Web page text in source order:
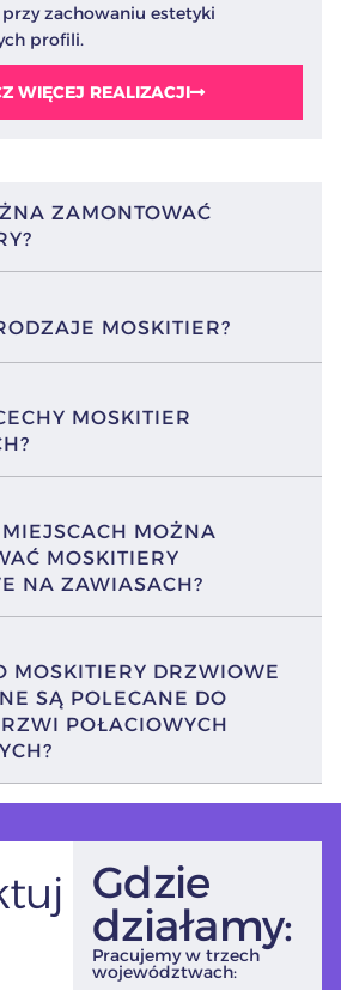
zachowaniu estetyki
profili.
WIĘCEJ REALIZACJI
ZAMONTOWAĆ
MOSKITIER?
MOSKITIER
MOŻNA
MOSKITIERY
NA ZAWIASACH?
MOSKITIERY DRZWIOWE
SĄ POLECANE DO
POŁACIOWYCH
Gdzie
działamy:
Pracujemy w trzech
województwach: